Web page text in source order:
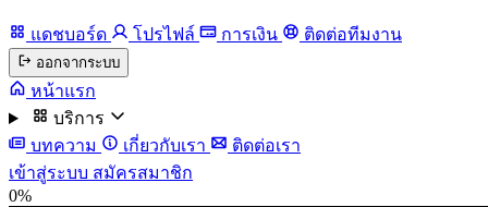
แดชบอร์ด โปรไฟล์ การเงิน ติดต่อทีมงาน
ออกจากระบบ
หน้าแรก
บริการ
บทความ
เกี่ยวกับเรา
ติดต่อเรา
เข้าสู่ระบบ สมัครสมาชิก
0%